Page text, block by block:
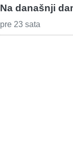
Na današnji
pre 23 sata